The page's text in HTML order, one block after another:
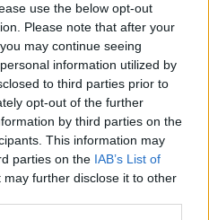
use the below opt-out
Please note that after your
may continue seeing
information utilized by
to third parties prior to
opt-out of the further
by third parties on the
This information may
parties on the IAB’s List of
may further disclose it to other